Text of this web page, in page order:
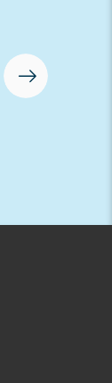
логотипом!
изготовлена
AutoNova-D.